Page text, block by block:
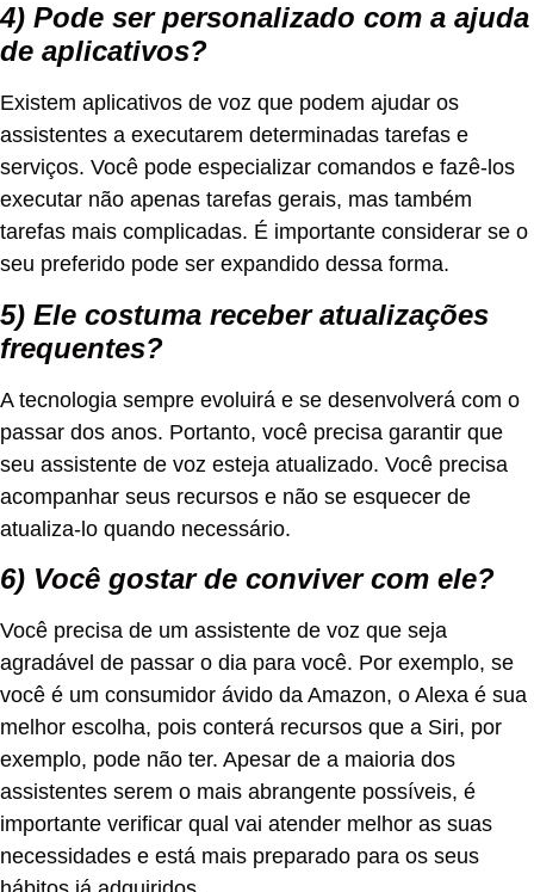
4) Pode ser personalizado com a ajuda
de aplicativos?
Existem aplicativos de voz que podem ajudar os
assistentes a executarem determinadas tarefas e
serviços. Você pode especializar comandos e fazê-los
executar não apenas tarefas gerais, mas também
tarefas mais complicadas. É importante considerar se o
seu preferido pode ser expandido dessa forma.
5) Ele costuma receber atualizações
frequentes?
A tecnologia sempre evoluirá e se desenvolverá com o
passar dos anos. Portanto, você precisa garantir que
seu assistente de voz esteja atualizado. Você precisa
acompanhar seus recursos e não se esquecer de
atualiza-lo quando necessário.
6) Você gostar de conviver com ele?
Você precisa de um assistente de voz que seja
agradável de passar o dia para você. Por exemplo, se
você é um consumidor ávido da Amazon, o Alexa é sua
melhor escolha, pois conterá recursos que a Siri, por
exemplo, pode não ter. Apesar de a maioria dos
assistentes serem o mais abrangente possíveis, é
importante verificar qual vai atender melhor as suas
necessidades e está mais preparado para os seus